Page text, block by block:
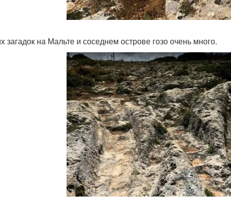
загадок на Мальте и соседнем острове гозо очень много.